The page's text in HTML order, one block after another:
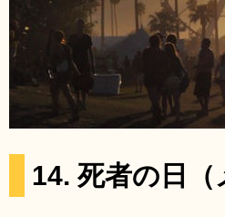
14. 死者の日（